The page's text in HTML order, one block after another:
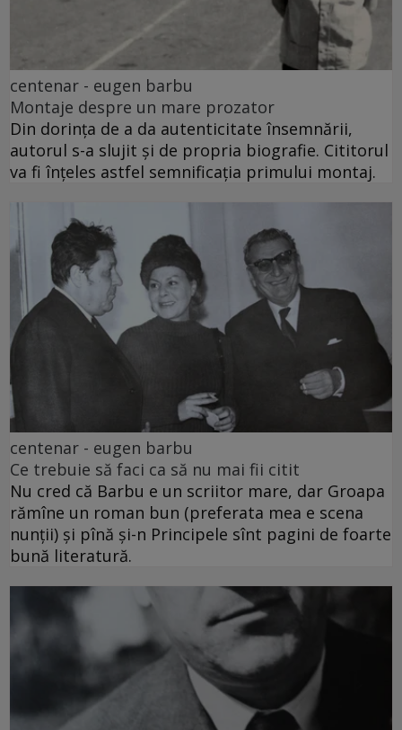
centenar - eugen barbu
Montaje despre un mare prozator
Din dorința de a da autenticitate însemnării,
autorul s-a slujit și de propria biografie. Cititorul
va fi înțeles astfel semnificația primului montaj.
centenar - eugen barbu
Ce trebuie să faci ca să nu mai fii citit
Nu cred că Barbu e un scriitor mare, dar Groapa
rămîne un roman bun (preferata mea e scena
nunții) și pînă și-n Principele sînt pagini de foarte
bună literatură.